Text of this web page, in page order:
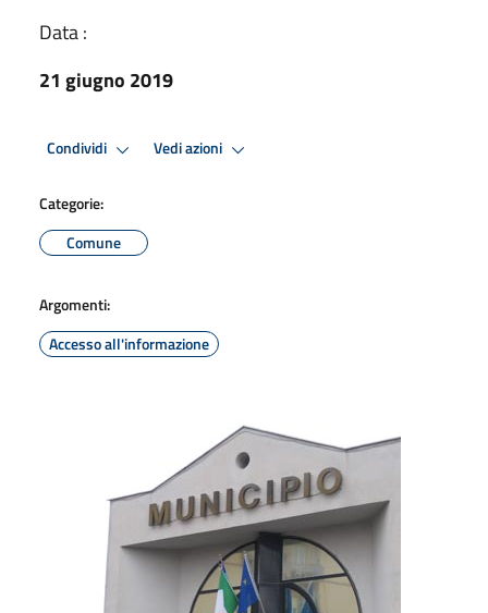
Data :
21 giugno 2019
Condividi Vedi azioni
Categorie:
Comune
Argomenti:
Accesso all'informazione